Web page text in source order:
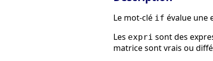
Le mot-clé if évalue une
Les expri sont des
matrice sont vrais ou